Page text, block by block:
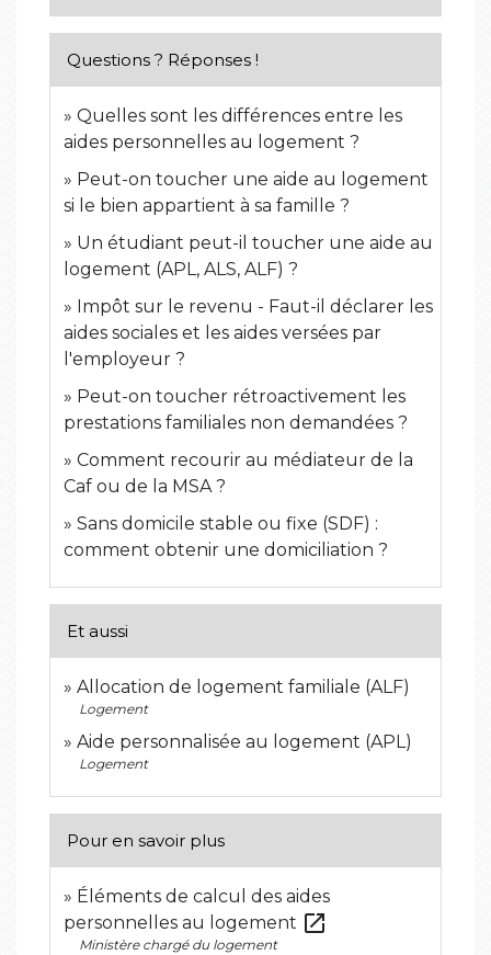
Questions ? Réponses !
Quelles sont les différences entre les
aides personnelles au logement ?
Peut-on toucher une aide au logement
si le bien appartient à sa famille ?
Un étudiant peut-il toucher une aide au
logement (APL, ALS, ALF) ?
Impôt sur le revenu - Faut-il déclarer les
aides sociales et les aides versées par
l'employeur ?
Peut-on toucher rétroactivement les
prestations familiales non demandées ?
Comment recourir au médiateur de la
Caf ou de la MSA ?
Sans domicile stable ou fixe (SDF) :
comment obtenir une domiciliation ?
Et aussi
Allocation de logement familiale (ALF)
Logement
Aide personnalisée au logement (APL)
Logement
Pour en savoir plus
Éléments de calcul des aides
personnelles au logement open_in_new
Ministère chargé du logement